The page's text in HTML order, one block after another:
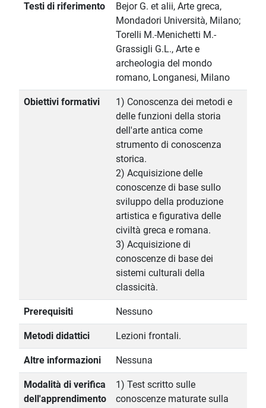
Testi di riferimento
Bejor G. et alii, Arte greca,
Mondadori Università, Milano;
Torelli M.-Menichetti M.-
Grassigli G.L., Arte e
archeologia del mondo
romano, Longanesi, Milano
Obiettivi formativi
1) Conoscenza dei metodi e
delle funzioni della storia
dell'arte antica come
strumento di conoscenza
storica.
2) Acquisizione delle
conoscenze di base sullo
sviluppo della produzione
artistica e figurativa delle
civiltà greca e romana.
3) Acquisizione di
conoscenze di base dei
sistemi culturali della
classicità.
Prerequisiti Nessuno
Metodi didattici Lezioni frontali.
Altre informazioni Nessuna
Modalità di verifica
dell'apprendimento
1) Test scritto sulle
conoscenze maturate sulla